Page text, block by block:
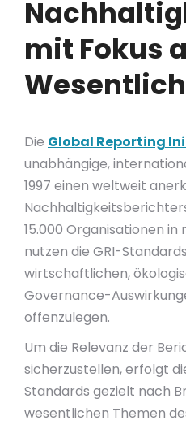
mit Fokus
Die Global Reporting
unabhängige,
1997 einen weltweit
15.000 Organisationen in
nutzen die GRI-
wirtschaftlichen,
Governance-
offenzulegen.
Um die Relevanz der
sicherzustellen, erfolgt
Standards gezielt nach
wesentlichen Themen